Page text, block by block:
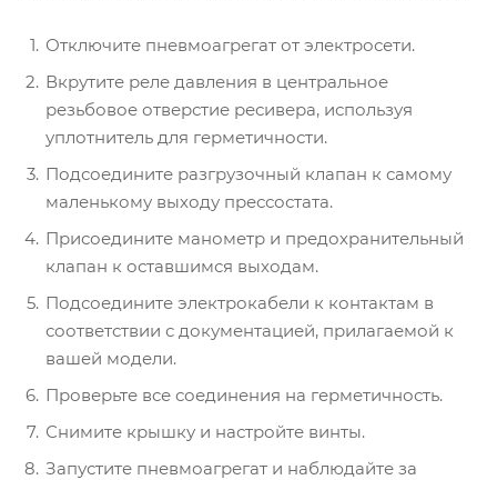
Отключите пневмоагрегат от электросети.
Вкрутите реле давления в центральное
резьбовое отверстие ресивера, используя
уплотнитель для герметичности.
Подсоедините разгрузочный клапан к самому
маленькому выходу прессостата.
Присоедините манометр и предохранительный
клапан к оставшимся выходам.
Подсоедините электрокабели к контактам в
соответствии с документацией, прилагаемой к
вашей модели.
Проверьте все соединения на герметичность.
Снимите крышку и настройте винты.
Запустите пневмоагрегат и наблюдайте за